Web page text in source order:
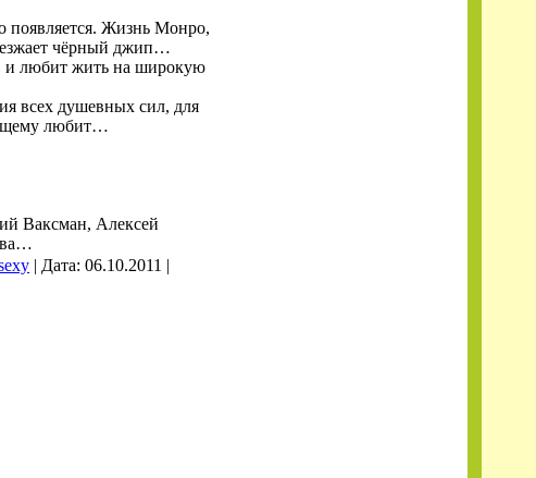
появляется. Жизнь Монро,
чёрный джип…
и любит жить на широкую
всех душевных сил, для
любит…
Ваксман, Алексей
| Дата: 06.10.2011 |